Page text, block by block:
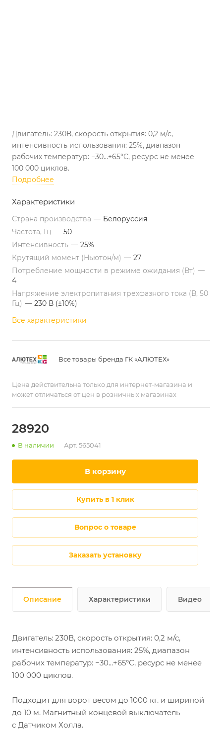
Двигатель: 230В, скорость открытия: 0,2 м/с,
интенсивность использования: 25%, диапазон
рабочих температур: −30...+65°С, ресурс не менее
100 000 циклов.
Подробнее
Характеристики
Страна производства — Белоруссия
Частота, Гц — 50
Интенсивность — 25%
Крутящий момент (Ньютон/м) — 27
Потребление мощности в режиме ожидания (Вт) —
4
Напряжение электропитания трехфазного тока (В, 50
Гц) — 230 В (±10%)
Все характеристики
Все товары бренда ГК «АЛЮТЕХ»
Цена действительна только для интернет-магазина и
может отличаться от цен в розничных магазинах
28920
В наличии Арт. 565041
в корзину
купить в 1 клик
Вопрос о товаре
Заказать установку
Описание Характеристики Видео
Двигатель: 230В, скорость открытия: 0,2 м/с,
интенсивность использования: 25%, диапазон
рабочих температур: −30...+65°С, ресурс не менее
100 000 циклов.
Подходит для ворот весом до 1000 кг. и шириной
до 10 м. Магнитный концевой выключатель
с Датчиком Холла.